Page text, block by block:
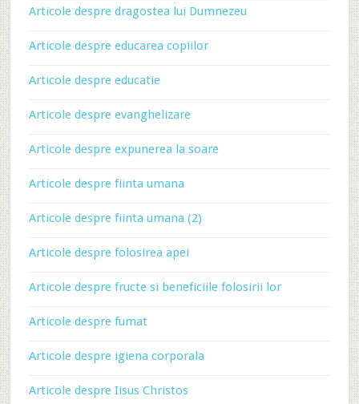
Articole despre dragostea lui Dumnezeu
Articole despre educarea copiilor
Articole despre educatie
Articole despre evanghelizare
Articole despre expunerea la soare
Articole despre fiinta umana
Articole despre fiinta umana (2)
Articole despre folosirea apei
Articole despre fructe si beneficiile folosirii lor
Articole despre fumat
Articole despre igiena corporala
Articole despre Iisus Christos